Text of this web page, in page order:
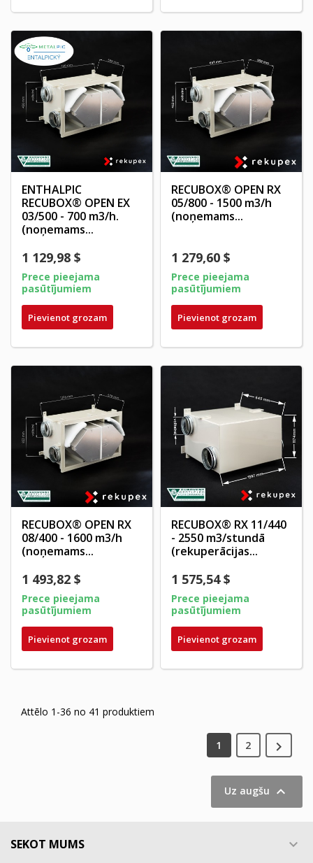
ENTHALPIC
RECUBOX® OPEN EX
03/500 - 700 m3/h.
(noņemams...
1 129,98 $
Prece pieejama
pasūtījumiem
Pievienot grozam
RECUBOX® OPEN RX
05/800 - 1500 m3/h
(noņemams...
1 279,60 $
Prece pieejama
pasūtījumiem
Pievienot grozam
RECUBOX® OPEN RX
08/400 - 1600 m3/h
(noņemams...
1 493,82 $
Prece pieejama
pasūtījumiem
Pievienot grozam
RECUBOX® RX 11/440
- 2550 m3/stundā
(rekuperācijas...
1 575,54 $
Prece pieejama
pasūtījumiem
Pievienot grozam
Attēlo 1-36 no 41 produktiem
1 2 
Uz augšu 
SEKOT MUMS 